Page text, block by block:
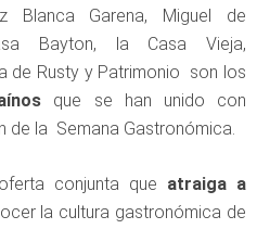
Blanca Garena, Miguel de
Bayton, la Casa Vieja,
de Rusty y Patrimonio son los
que se han unido con
de la Semana Gastronómica.
conjunta que atraiga a
la cultura gastronómica de